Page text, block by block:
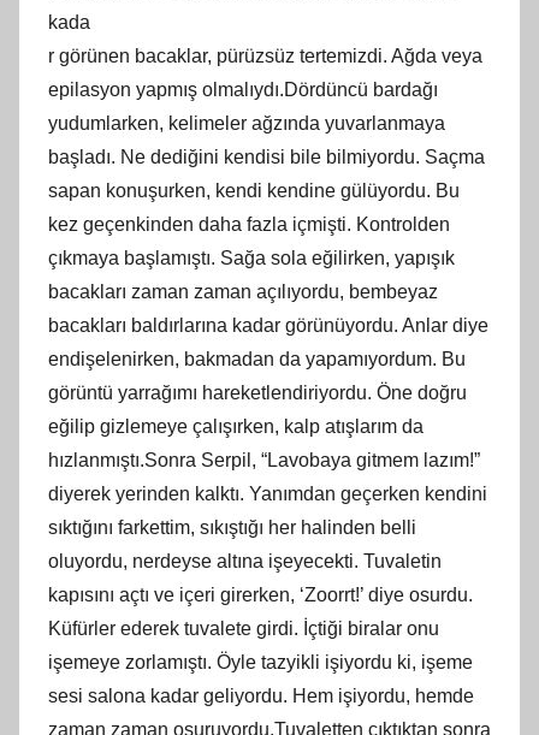
kada
r görünen bacaklar, pürüzsüz tertemizdi. Ağda veya
epilasyon yapmış olmalıydı.Dördüncü bardağı
yudumlarken, kelimeler ağzında yuvarlanmaya
başladı. Ne dediğini kendisi bile bilmiyordu. Saçma
sapan konuşurken, kendi kendine gülüyordu. Bu
kez geçenkinden daha fazla içmişti. Kontrolden
çıkmaya başlamıştı. Sağa sola eğilirken, yapışık
bacakları zaman zaman açılıyordu, bembeyaz
bacakları baldırlarına kadar görünüyordu. Anlar diye
endişelenirken, bakmadan da yapamıyordum. Bu
görüntü yarrağımı hareketlendiriyordu. Öne doğru
eğilip gizlemeye çalışırken, kalp atışlarım da
hızlanmıştı.Sonra Serpil, “Lavobaya gitmem lazım!”
diyerek yerinden kalktı. Yanımdan geçerken kendini
sıktığını farkettim, sıkıştığı her halinden belli
oluyordu, nerdeyse altına işeyecekti. Tuvaletin
kapısını açtı ve içeri girerken, ‘Zoorrt!’ diye osurdu.
Küfürler ederek tuvalete girdi. İçtiği biralar onu
işemeye zorlamıştı. Öyle tazyikli işiyordu ki, işeme
sesi salona kadar geliyordu. Hem işiyordu, hemde
zaman zaman osuruyordu.Tuvaletten çıktıktan sonra